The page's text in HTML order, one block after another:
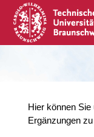
Hier können Sie
Ergänzungen